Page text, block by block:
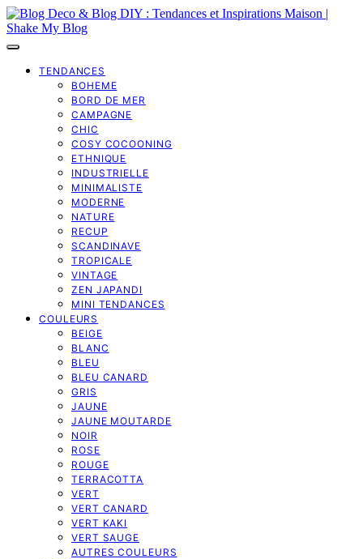
TENDANCES
BOHEME
BORD DE MER
CAMPAGNE
CHIC
COSY COCOONING
ETHNIQUE
INDUSTRIELLE
MINIMALISTE
MODERNE
NATURE
RECUP
SCANDINAVE
TROPICALE
VINTAGE
ZEN JAPANDI
MINI TENDANCES
COULEURS
BEIGE
BLANC
BLEU
BLEU CANARD
GRIS
JAUNE
JAUNE MOUTARDE
NOIR
ROSE
ROUGE
TERRACOTTA
VERT
VERT CANARD
VERT KAKI
VERT SAUGE
AUTRES COULEURS